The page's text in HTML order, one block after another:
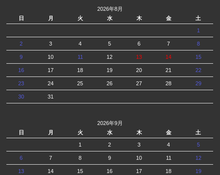
2026年8月
日
月 火 水 木 金 土
1
2 3 4 5 6 7 8
9 10 11 12 13 14 15
16 17 18 19 20 21 22
23 24 25 26 27 28 29
30 31
2026年9月
日
月 火 水 木 金 土
1 2 3 4 5
6 7 8 9 10 11 12
13 14 15 16 17 18 19